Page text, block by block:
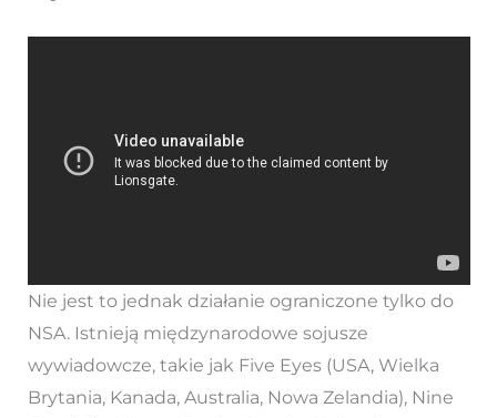
Nie jest to jednak działanie ograniczone tylko do
NSA. Istnieją międzynarodowe sojusze
wywiadowcze, takie jak Five Eyes (USA, Wielka
Brytania, Kanada, Australia, Nowa Zelandia), Nine